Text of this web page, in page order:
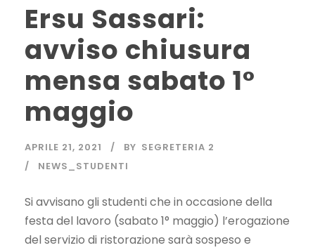
Ersu Sassari:
avviso chiusura
mensa sabato 1°
maggio
APRILE 21, 2021 BY SEGRETERIA 2
NEWS_STUDENTI
Si avvisano gli studenti che in occasione della
festa del lavoro (sabato 1° maggio) l’erogazione
del servizio di ristorazione sarà sospeso e